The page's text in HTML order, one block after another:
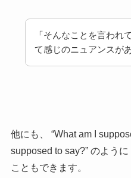
「そんなことを言われ
て感じのニュアンスが
他にも、 “What am I
supposed to say?” のように
こともできます。